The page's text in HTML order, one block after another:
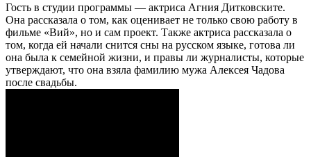
Гость в студии программы — актриса Агния Дитковските.
Она рассказала о том, как оценивает не только свою работу в
фильме «Вий», но и сам проект. Также актриса рассказала о
том, когда ей начали снится сны на русском языке, готова ли
она была к семейной жизни, и правы ли журналисты, которые
утверждают, что она взяла фамилию мужа Алексея Чадова
после свадьбы.